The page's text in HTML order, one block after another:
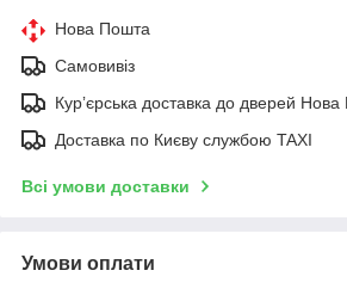
Нова Пошта
Самовивіз
Курʼєрська доставка до дверей
Доставка по Києву службою TAXI
Всі умови доставки
Умови оплати